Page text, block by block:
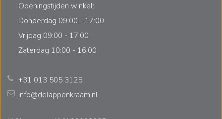
Openingstijden winkel:
Donderdag 09:00 - 17:00
Vrijdag 09:00 - 17:00
Zaterdag 10:00 - 16:00
+31 013 505 3125
info@delappenkraam.nl